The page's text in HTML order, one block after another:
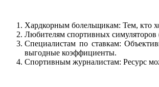
Хардкорным болельщикам: Тем, кто
Любителям спортивных симуляторов
Специалистам по ставкам:
выгодные коэффициенты.
Спортивным журналистам: Ресурс